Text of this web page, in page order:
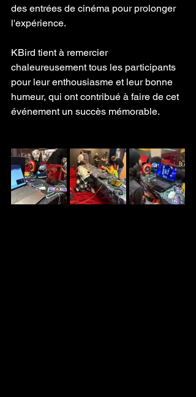
des entrées de cinéma pour prolonger
l'expérience.
KBird tient à remercier
chaleureusement tous les participants
pour leur enthousiasme et leur bonne
humeur, qui ont contribué à faire de cet
événement un succès mémorable.